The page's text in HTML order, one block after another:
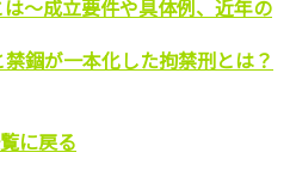
～成立要件や具体例、近年の
禁錮が一本化した拘禁刑とは？
に戻る